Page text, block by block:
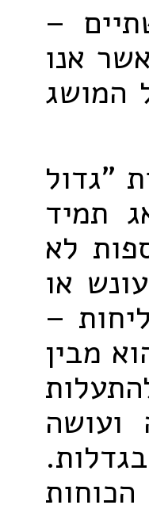
–
אנו
המושג
"גדול
תמיד
לא
או
–
מבין
ועושה